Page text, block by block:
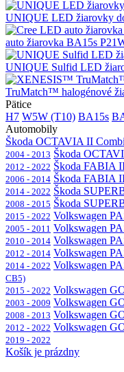
UNIQUE LED žiarovky
auto žiarovka BA15s
UNIQUE Sulfid LED
TruMatch™ halogénové
Pätice
H7 W5W (T10) BA15s
Automobily
Škoda OCTAVIA II Combi
2004 - 2013 Škoda
2012 - 2022 Škoda FABIA
2006 - 2014 Škoda FABIA
2014 - 2022 Škoda
2008 - 2015 Škoda
2015 - 2022 Volkswagen
2005 - 2011 Volkswagen
2010 - 2014 Volkswagen
2012 - 2014 Volkswagen
2014 - 2022 Volkswagen
CB5)
2015 - 2022 Volkswagen
2003 - 2009 Volkswagen
2008 - 2013 Volkswagen
2012 - 2022 Volkswagen
2019 - 2022
Košík je prázdny